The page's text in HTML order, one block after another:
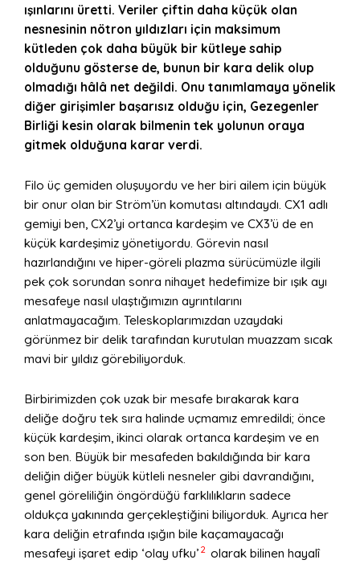
ışınlarını üretti. Veriler çiftin daha küçük olan
nesnesinin nötron yıldızları için maksimum
kütleden çok daha büyük bir kütleye sahip
olduğunu gösterse de, bunun bir kara delik olup
olmadığı hâlâ net değildi. Onu tanımlamaya yönelik
diğer girişimler başarısız olduğu için, Gezegenler
Birliği kesin olarak bilmenin tek yolunun oraya
gitmek olduğuna karar verdi.
Filo üç gemiden oluşuyordu ve her biri ailem için büyük
bir onur olan bir Ström’ün komutası altındaydı. CX1 adlı
gemiyi ben, CX2’yi ortanca kardeşim ve CX3’ü de en
küçük kardeşimiz yönetiyordu. Görevin nasıl
hazırlandığını ve hiper-göreli plazma sürücümüzle ilgili
pek çok sorundan sonra nihayet hedefimize bir ışık ayı
mesafeye nasıl ulaştığımızın ayrıntılarını
anlatmayacağım. Teleskoplarımızdan uzaydaki
görünmez bir delik tarafından kurutulan muazzam sıcak
mavi bir yıldız görebiliyorduk.
Birbirimizden çok uzak bir mesafe bırakarak kara
deliğe doğru tek sıra halinde uçmamız emredildi; önce
küçük kardeşim, ikinci olarak ortanca kardeşim ve en
son ben. Büyük bir mesafeden bakıldığında bir kara
deliğin diğer büyük kütleli nesneler gibi davrandığını,
genel göreliliğin öngördüğü farklılıkların sadece
oldukça yakınında gerçekleştiğini biliyorduk. Ayrıca her
kara deliğin etrafında ışığın bile kaçamayacağı
mesafeyi işaret edip ‘olay ufku’ 2 olarak bilinen hayalî